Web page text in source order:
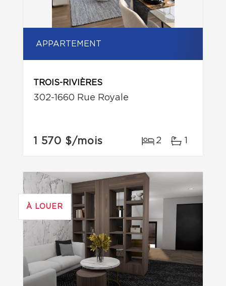
APPARTEMENT
TROIS-RIVIÈRES
302-1660 Rue Royale
1 570 $/mois 2 1
À LOUER